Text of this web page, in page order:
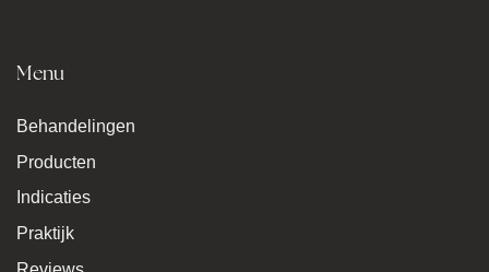
Menu
Behandelingen
Producten
Indicaties
Praktijk